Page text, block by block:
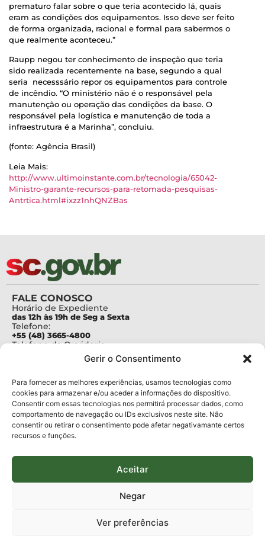
Gerir o Consentimento
Para fornecer as melhores experiências, usamos tecnologias como
cookies para armazenar e/ou aceder a informações do dispositivo.
Consentir com essas tecnologias nos permitirá processar dados, como
comportamento de navegação ou IDs exclusivos neste site. Não
consentir ou retirar o consentimento pode afetar negativamante certos
recursos e funções.
Aceitar
Negar
Ver preferências
prematuro falar sobre o que teria acontecido lá, quais
eram as condições dos equipamentos. Isso deve ser feito
de forma organizada, racional e formal para sabermos o
que realmente aconteceu.”
Raupp negou ter conhecimento de inspeção que teria
sido realizada recentemente na base, segundo a qual
seria necesssário repor os equipamentos para controle
de incêndio. “O ministério não é o responsável pela
manutenção ou operação das condições da base. O
responsável pela logística e manutenção de toda a
infraestrutura é a Marinha”, concluiu.
(fonte: Agência Brasil)
Leia Mais:
http://www.ultimoinstante.com.br/tecnologia/65042-
Ministro-garante-recursos-para-retomada-pesquisas-
Antrtica.html#ixzz1nhQNZBas
FALE CONOSCO
Horário de Expediente
das 12h às 19h de Seg a Sexta
Telefone:
+55 (48) 3665-4800
Telefone da Ouvidoria
Para assuntos relacionados à Pesquisa
pesquisa@fapesc.sc.gov.br
Para assuntos relacionados à Inovação
inovacao@fapesc.sc.gov.br
Para assuntos relacionados à Bolsas
bolsas@fapesc.sc.gov.br
Para assuntos relacionados à Prestação de Contas
Para assuntos relacionados à Plataforma
plataforma@fapesc.sc.gov.br
Jair Artur da Silva dpo@fapesc.sc.gov.br 3665-4831
km 01, Módulo 12A, Edifício Fapesc / Celta, 5° andar